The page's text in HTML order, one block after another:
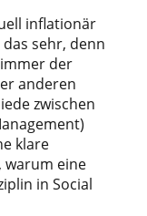
inflationär
sehr, denn
der
anderen
zwischen
klare
eine
in Social